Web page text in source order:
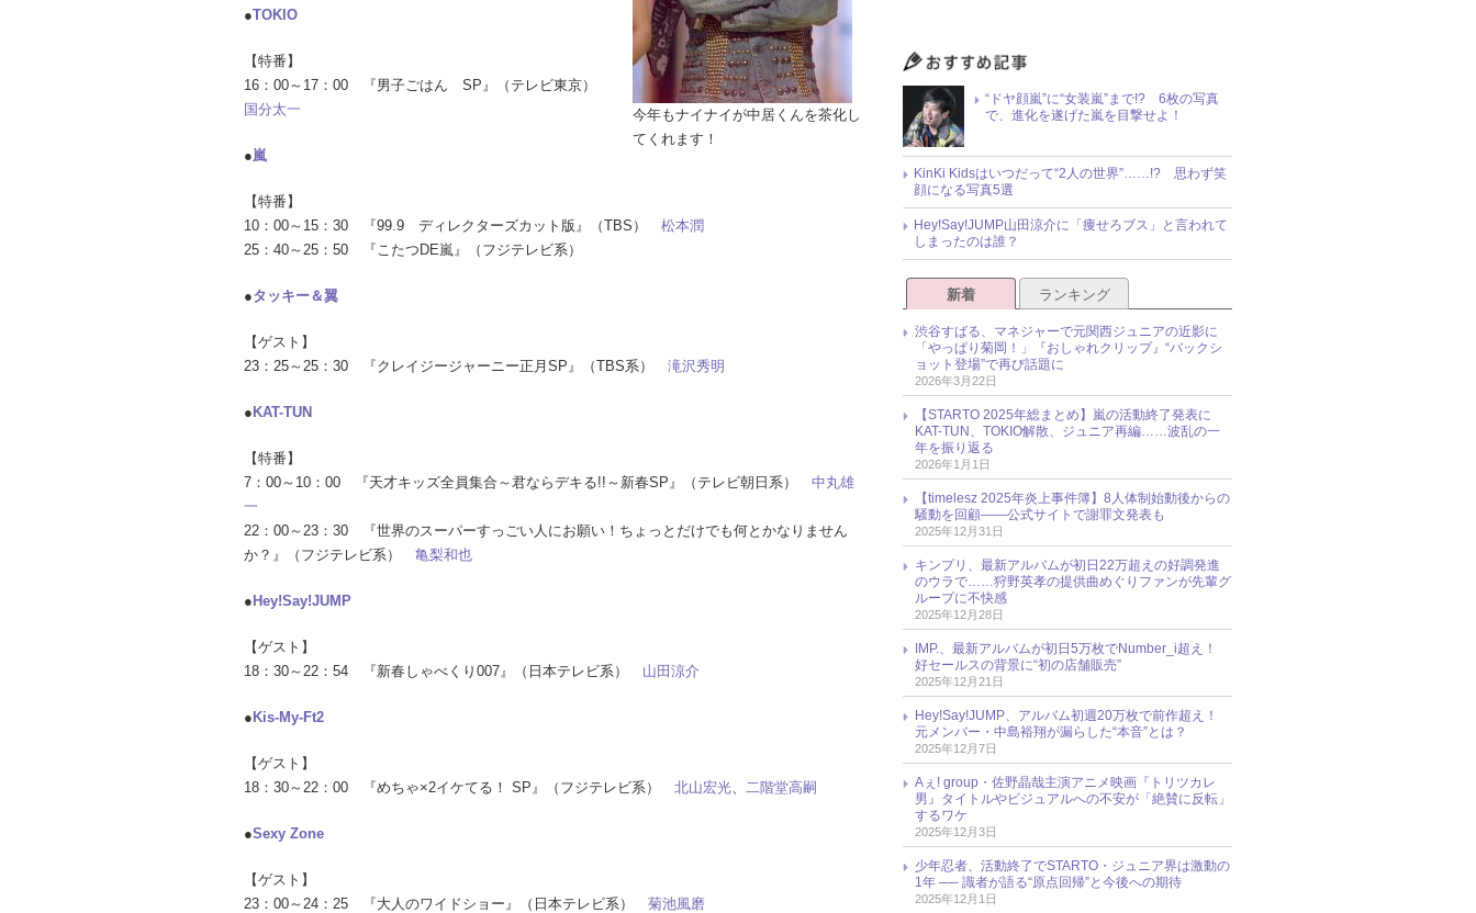
今年もナイナイが中居くんを茶化し
てくれます！
●TOKIO
【特番】
16：00～17：00 『男子ごはん SP』（テレビ東京）
国分太一
●嵐
【特番】
10：00～15：30 『99.9 ディレクターズカット版』（TBS） 松本潤
25：40～25：50 『こたつDE嵐』（フジテレビ系）
●タッキー＆翼
【ゲスト】
23：25～25：30 『クレイジージャーニー正月SP』（TBS系） 滝沢秀明
● KAT-TUN
【特番】
7：00～10：00 『天才キッズ全員集合～君ならデキる!!～新春SP』（テレビ朝日系） 中丸雄
一
22：00～23：30 『世界のスーパーすっごい人にお願い！ちょっとだけでも何とかなりません
か？』（フジテレビ系） 亀梨和也
● Hey!Say!JUMP
【ゲスト】
18：30～22：54 『新春しゃべくり007』（日本テレビ系） 山田涼介
● Kis-My-Ft2
【ゲスト】
18：30～22：00 『めちゃ×2イケてる！ SP』（フジテレビ系） 北山宏光、 二階堂高嗣
●Sexy Zone
【ゲスト】
23：00～24：25 『大人のワイドショー』（日本テレビ系） 菊池風磨
“ドヤ顔嵐”に“女装嵐”まで!? 6枚の写真
で、進化を遂げた嵐を目撃せよ！
KinKi Kidsはいつだって“2人の世界”……!? 思わず笑
顔になる写真5選
Hey!Say!JUMP山田涼介に「痩せろブス」と言われて
しまったのは誰？
新着 ランキング
渋谷すばる、マネジャーで元関西ジュニアの近影に
「やっぱり菊岡！」『おしゃれクリップ』“バックシ
ョット登場”で再び話題に
2026年3月22日
【STARTO 2025年総まとめ】嵐の活動終了発表に
KAT-TUN、TOKIO解散、ジュニア再編……波乱の一
年を振り返る
2026年1月1日
【timelesz 2025年炎上事件簿】8人体制始動後からの
騒動を回顧――公式サイトで謝罪文発表も
2025年12月31日
キンプリ、最新アルバムが初日22万超えの好調発進
のウラで……狩野英孝の提供曲めぐりファンが先輩グ
ループに不快感
2025年12月28日
IMP.、最新アルバムが初日5万枚でNumber_i超え！
好セールスの背景に“初の店舗販売”
2025年12月21日
Hey!Say!JUMP、アルバム初週20万枚で前作超え！
元メンバー・中島裕翔が漏らした“本音”とは？
2025年12月7日
Aぇ! group・佐野晶哉主演アニメ映画『トリツカレ
男』タイトルやビジュアルへの不安が「絶賛に反転」
するワケ
2025年12月3日
少年忍者、活動終了でSTARTO・ジュニア界は激動の
1年 ── 識者が語る“原点回帰”と今後への期待
2025年12月1日